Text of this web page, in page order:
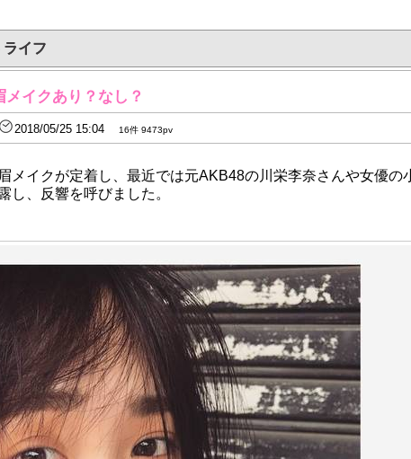
ライフ
メイクあり？なし？
2018/05/25 15:04 16件 9473pv
メイクが定着し、最近では元AKB48の川栄李奈さんや女優の
し、反響を呼びました。